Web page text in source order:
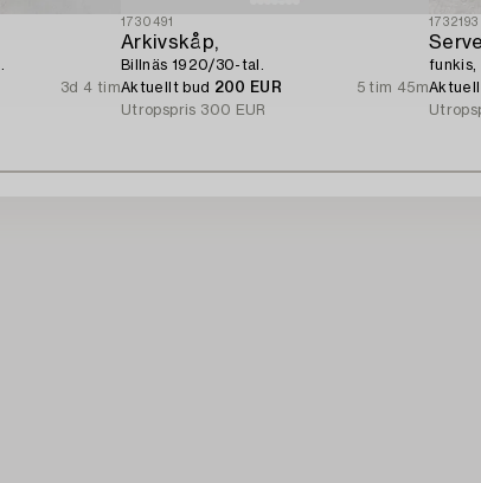
3d 4 tim
1730491
Arkivskåp,
Billnäs 1920/30-tal.
Aktuellt bud 200 EUR
5 tim 45m
Utropspris 300 EUR
1732193
funkis,